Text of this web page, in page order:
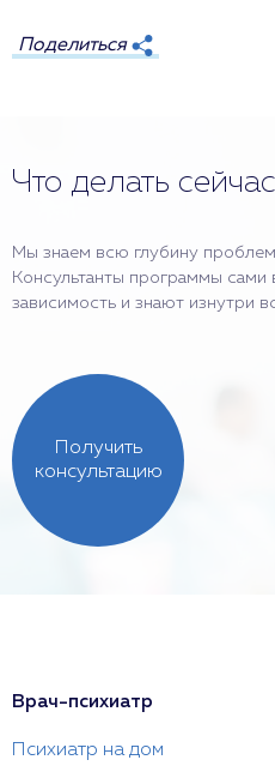
Поделиться
Что делать
Мы знаем всю глубину
Консультанты программы
зависимость и знают изнутри
Получить
консультацию
Врач-психиатр
Психиатр на дом